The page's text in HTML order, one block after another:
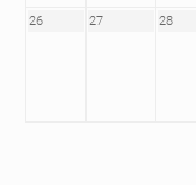
26 27 28